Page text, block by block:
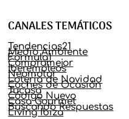
CANALES TEMÁTICOS
Tendencias21
Medio Ambiente
Fórmula1
Compramejor
Iberempleos
Neomotor
Lotería de Navidad
Coches de Ocasión
Tucasa
Código Nuevo
Casa Gourmet
Buscando Respuestas
Living Ibiza